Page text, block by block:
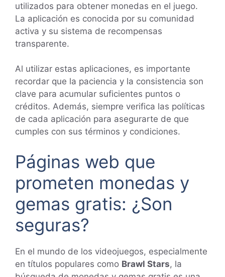
utilizados para obtener monedas en el juego.
La aplicación es conocida por su comunidad
activa y su sistema de recompensas
transparente.
Al utilizar estas aplicaciones, es importante
recordar que la paciencia y la consistencia son
clave para acumular suficientes puntos o
créditos. Además, siempre verifica las políticas
de cada aplicación para asegurarte de que
cumples con sus términos y condiciones.
Páginas web que
prometen monedas y
gemas gratis: ¿Son
seguras?
En el mundo de los videojuegos, especialmente
en títulos populares como Brawl Stars, la